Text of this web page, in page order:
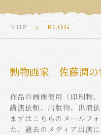
TOP BLOG
動物画家 佐藤潤の
作品の画像使用（印刷物
講演依頼、出版物、出演依
まずはこちらのメールフ
た、過去のメディア出演